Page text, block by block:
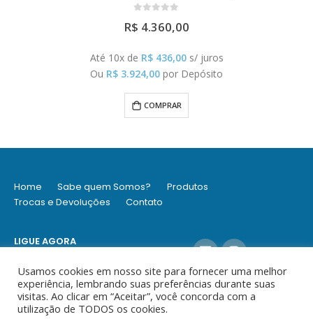
R$ 4.360,00
Até 10x de R$436,00 s/ juros
Ou R$ 3.924,00 por Depósito
COMPRAR
Home Sabe quem Somos?
Produtos
Trocas e Devoluções
Contato
LIGUE AGORA
Usamos cookies em nosso site para fornecer uma melhor
experiência, lembrando suas preferências durante suas
visitas. Ao clicar em “Aceitar”, você concorda com a
utilização de TODOS os cookies.